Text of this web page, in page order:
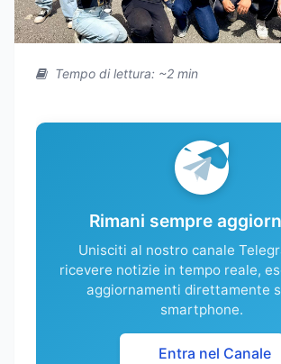
Tempo di lettura: ~2 min
Rimani sempre
Unisciti al nostro canale
ricevere notizie in tempo reale,
aggiornamenti direttamente
smartphone.
Entra nel Canale